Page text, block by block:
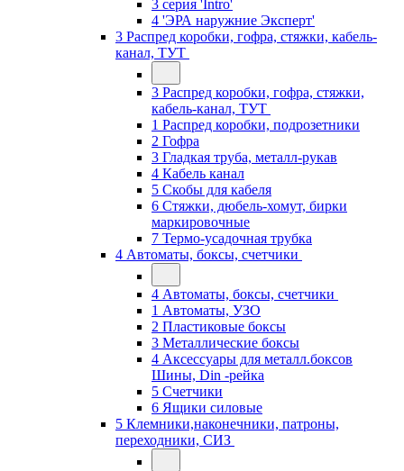
3 серия 'Intro'
4 'ЭРА наружние Эксперт'
3 Распред коробки, гофра, стяжки, кабель-
канал, ТУТ
3 Распред коробки, гофра, стяжки,
кабель-канал, ТУТ
1 Распред коробки, подрозетники
2 Гофра
3 Гладкая труба, металл-рукав
4 Кабель канал
5 Скобы для кабеля
6 Стяжки, дюбель-хомут, бирки
маркировочные
7 Термо-усадочная трубка
4 Автоматы, боксы, счетчики
4 Автоматы, боксы, счетчики
1 Автоматы, УЗО
2 Пластиковые боксы
3 Металлические боксы
4 Аксессуары для металл.боксов
Шины, Din -рейка
5 Счетчики
6 Ящики силовые
5 Клемники,наконечники, патроны,
переходники, СИЗ